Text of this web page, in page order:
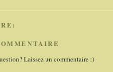
Laissez un commentaire :)